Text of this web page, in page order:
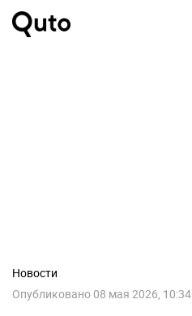
Новости
Опубликовано 08 мая 2026, 10:34